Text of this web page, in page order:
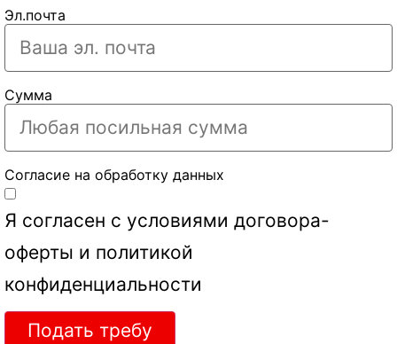
Эл.почта
Сумма
Согласие на обработку данных
Я согласен с условиями договора-
оферты и политикой
конфиденциальности
Подать требу